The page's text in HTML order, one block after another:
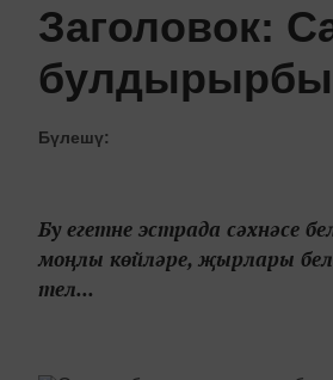
Заголовок:
Бүлешү:
Бу егетне эстрада сәхнәсе
моңлы көйләре, җырлары
тел...